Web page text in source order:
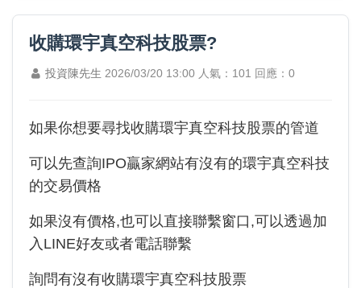
收購環宇真空科技股票?
投資陳先生 2026/03/20 13:00 人氣：101 回應：0
如果你想要尋找收購環宇真空科技股票的管道
可以先查詢IPO贏家網站有沒有的環宇真空科技
的交易價格
如果沒有價格,也可以直接聯繫窗口,可以透過加
入LINE好友或者電話聯繫
詢問有沒有收購環宇真空科技股票